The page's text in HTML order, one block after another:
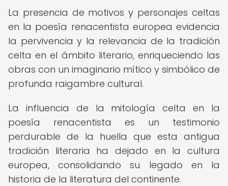
La presencia de motivos y personajes celtas
en la poesía renacentista europea evidencia
la pervivencia y la relevancia de la tradición
celta en el ámbito literario, enriqueciendo las
obras con un imaginario mítico y simbólico de
profunda raigambre cultural.
La influencia de la mitología celta en la
poesía renacentista es un testimonio
perdurable de la huella que esta antigua
tradición literaria ha dejado en la cultura
europea, consolidando su legado en la
historia de la literatura del continente.